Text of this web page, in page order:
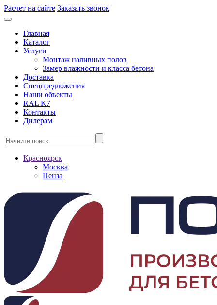
Расчет на сайте Заказать звонок
Главная
Каталог
Услуги
Монтаж наливных полов
Замер влажности и класса бетона
Доставка
Спецпредложения
Наши объекты
RAL K7
Контакты
Дилерам
Красноярск
Москва
Пенза